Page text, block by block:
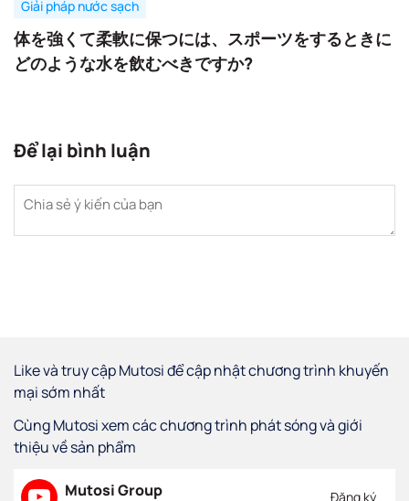
Giải pháp nước sạch
体を強くて柔軟に保つには、スポーツをするときに
どのような水を飲むべきですか?
Để lại bình luận
Like và truy cập Mutosi để cập nhật chương trình khuyến
mại sớm nhất
Cùng Mutosi xem các chương trình phát sóng và giới
thiệu về sản phẩm
Mutosi Group Đăng ký